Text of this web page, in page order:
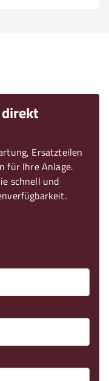
Ersatzteilen
für Ihre Anlage.
schnell und